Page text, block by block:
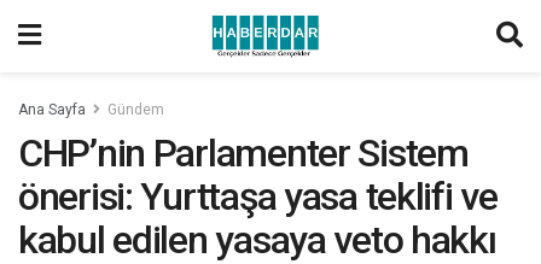
Ana Sayfa Gündem
CHP’nin Parlamenter Sistem
önerisi: Yurttaşa yasa teklifi ve
kabul edilen yasaya veto hakkı